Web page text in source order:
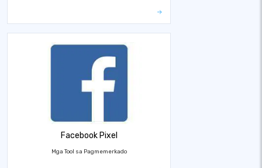
Facebook Pixel
Mga Tool sa Pagmemerkado